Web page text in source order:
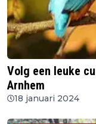
Volg een leuke
Arnhem
18 januari 2024